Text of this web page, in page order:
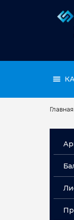
Главная